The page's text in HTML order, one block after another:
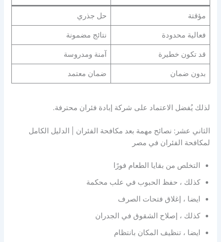
مؤقتة حل جذري
فعالية محدودة نتائج مضمونة
قد تكون خطيرة آمنة ومدروسة
بدون ضمان ضمان معتمد
لذلك يُفضل الاعتماد على شركة إبادة فئران محترفة.
الثاني عشر: نصائح مهمة بعد مكافحة الفئران | الدليل الكامل
لمكافحة الفئران في مصر
التخلص من بقايا الطعام فورًا
كذلك ، حفظ الحبوب في علب محكمة
ايضا ، إغلاق فتحات الصرف
كذلك ، إصلاح الشقوق في الجدران
ايضا ، تنظيف المكان بانتظام